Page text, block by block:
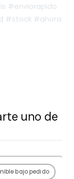
#enviorapido
#stock #ahora
uno de
OFF bajo pedido